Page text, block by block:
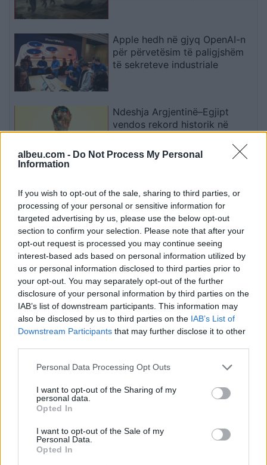
albeu.com - Do Not Process My Personal
Information
If you wish to opt-out of the sale, sharing to third parties, or
processing of your personal or sensitive information for
targeted advertising by us, please use the below opt-out
section to confirm your selection. Please note that after your
opt-out request is processed you may continue seeing
interest-based ads based on personal information utilized by
us or personal information disclosed to third parties prior to
your opt-out. You may separately opt-out of the further
disclosure of your personal information by third parties on the
IAB’s list of downstream participants. This information may
also be disclosed by us to third parties on the IAB’s List of
Downstream Participants that may further disclose it to other
Personal Data Processing Opt Outs
I want to opt-out of the Sharing of my
personal data.
Opted In
I want to opt-out of the Sale of my
Personal Data.
Opted In
Apple hedh në gjyq OpenAI-n
për përvetësim të paligjshëm
të sekreteve industriale
Ndeshja Argjentinë–Egjipt
vendos rekord historik në
Google, kërkimet arrijnë nivele
të papara
tepër realistë, të projektuar për
shoqëri afatgjatë